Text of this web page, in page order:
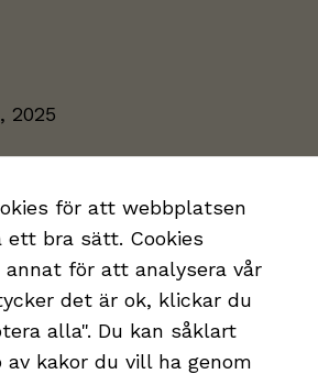
2025
för att webbplatsen
ett bra sätt. Cookies
annat för att analysera vår
det är ok, klickar du
alla". Du kan såklart
kakor du vill ha genom